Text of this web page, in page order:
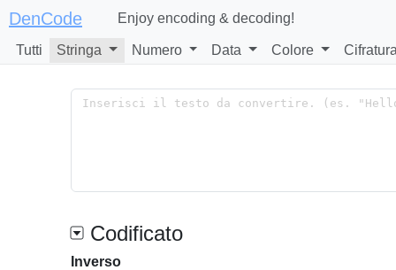
DenCode Enjoy encoding & decoding!
Tutti Stringa Numero Data Colore Cifratura
Codificato
Inverso